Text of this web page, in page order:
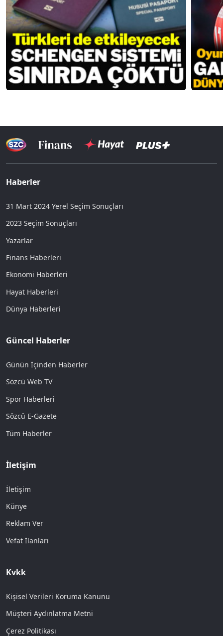
Haberler
31 Mart 2024 Yerel Seçim Sonuçları
2023 Seçim Sonuçları
Yazarlar
Finans Haberleri
Ekonomi Haberleri
Hayat Haberleri
Dünya Haberleri
Güncel Haberler
Günün İçinden Haberler
Sözcü Web TV
Spor Haberleri
Sözcü E-Gazete
Tüm Haberler
İletişim
İletişim
Künye
Reklam Ver
Vefat İlanları
Kvkk
Kişisel Verileri Koruma Kanunu
Müşteri Aydınlatma Metni
Çerez Politikası